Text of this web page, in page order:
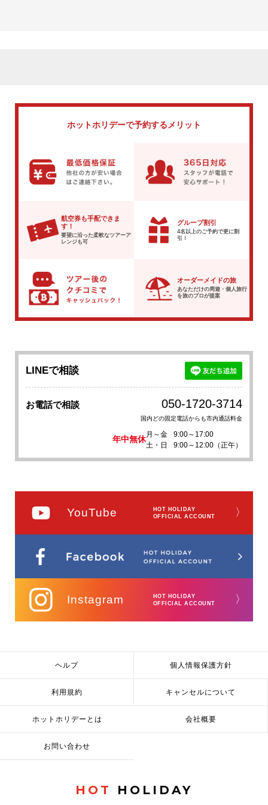
ホットホリデーで予約するメリット
航空券も手配できま
す！
要望に沿った柔軟なツアーア
レンジも可
グループ割引
4名以上のご予約で更に割
引！
オーダーメイドの旅
あなただけの周遊・個人旅行
を旅のプロが提案
LINEで相談
お電話で相談 050-1720-3714
国内どの固定電話からも市内通話料金
年中無休
月～金
9:00～17:00
土・日
9:00～12:00（正午）
YouTube
HOT HOLIDAY
OFFICIAL ACCOUNT
〉
Instagram
HOT HOLIDAY
OFFICIAL ACCOUNT
〉
ヘルプ 個人情報保護方針
利用規約 キャンセルについて
ホットホリデーとは 会社概要
お問い合わせ
HOT HOLIDAY